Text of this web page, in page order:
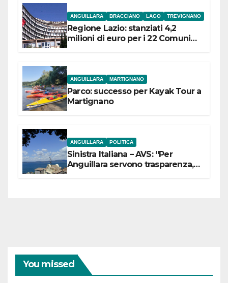
ANGUILLARA BRACCIANO LAGO TREVIGNANO
Regione Lazio: stanziati 4,2
milioni di euro per i 22 Comuni
ANGUILLARA MARTIGNANO
Parco: successo per Kayak Tour a
Martignano
ANGUILLARA POLITICA
Sinistra Italiana – AVS: “Per
Anguillara servono trasparenza,
You missed